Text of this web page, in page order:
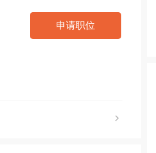
申请职位